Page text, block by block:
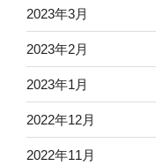
2023年3月
2023年2月
2023年1月
2022年12月
2022年11月